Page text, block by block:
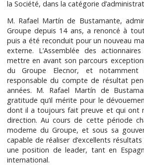
la Société, dans la catégorie
M. Rafael Martín de Bustamante,
Groupe depuis 14 ans, a renoncé à
puis a été reconduit pour un nouveau
externe. L’Assemblée des
mettre en avant son parcours
du Groupe Elecnor, et
responsable du compte de résultat
années. M. Rafael Martín de
gratitude qu’il mérite pour le
dont il a toujours fait preuve et qui ont
direction. Au cours de cette période
moderne du Groupe, et sous sa
capable de réaliser d’excellents résultats
une position de leader, tant en
international.